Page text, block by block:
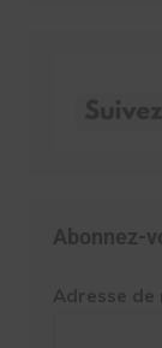
Abonnez-
Adresse de